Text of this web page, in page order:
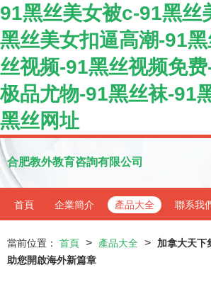
91黑丝美女被c-91黑丝
黑丝美女扣逼高潮-91
丝视频-91黑丝视频免
极品尤物-91黑丝袜-91
黑丝网址
合肥教外教育咨詢有限公司
首頁 企業簡介 產品大全 聯系我
當前位置： 首頁 > 產品大全 >
加拿大天下
助您開啟海外新篇章